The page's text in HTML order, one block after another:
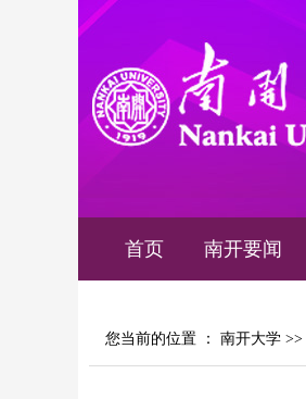
首页 南开要闻
您当前的位置 ： 南开大学 >>